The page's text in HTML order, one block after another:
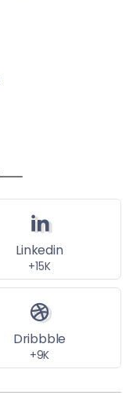
Linkedin
+15K
Dribbble
+9K